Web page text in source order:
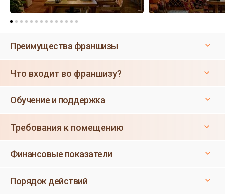
Преимущества франшизы
Что входит во франшизу?
Обучение и поддержка
Требования к помещению
Финансовые показатели
Порядок действий